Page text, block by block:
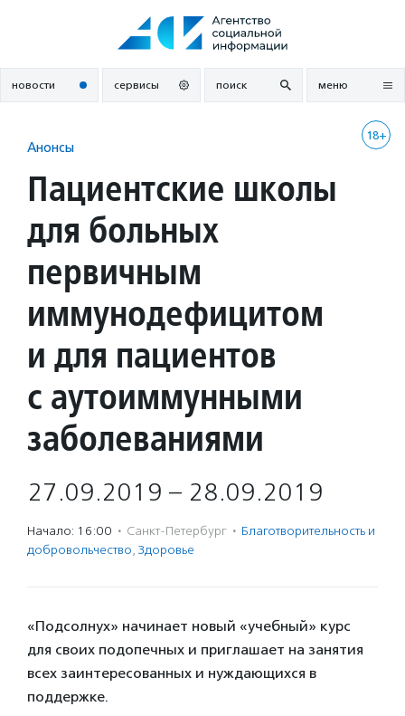
новости сервисы поиск меню
18+
Анонсы
Пациентские школы
для больных
первичным
иммунодефицитом
и для пациентов
с аутоиммунными
заболеваниями
27.09.2019 – 28.09.2019
Начало: 16:00 · Санкт-Петербург · Благотвори­тель­ность и
доброволь­чест­во, Здоровье
«Подсолнух» начинает новый «учебный» курс
для своих подопечных и приглашает на занятия
всех заинтересованных и нуждающихся в
поддержке.